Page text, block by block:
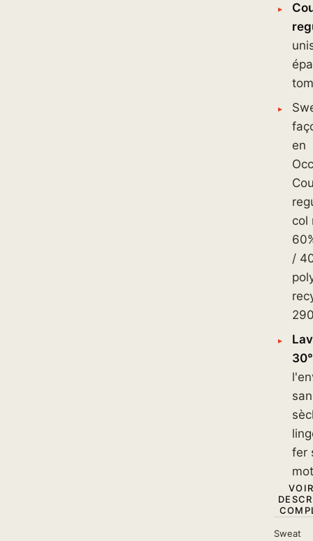
en
col
/
30°
fer
Sweat